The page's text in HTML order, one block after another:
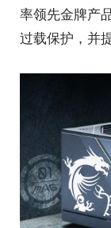
率领先金牌产
过载保护，并